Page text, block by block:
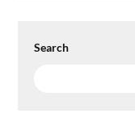
Search